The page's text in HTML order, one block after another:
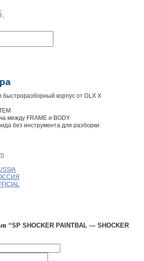
быстроразборный корпус от DLX X
между FRAME и BODY
без инструмента для разборки
“SP SHOCKER PAINTBAL — SHOCKER